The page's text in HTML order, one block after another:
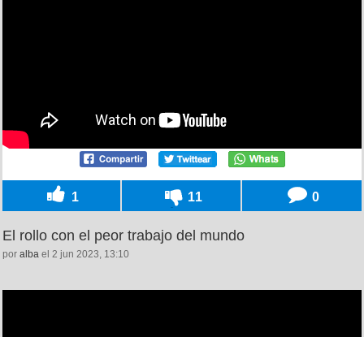
1 11 0
El rollo con el peor trabajo del mundo
por alba el 2 jun 2023, 13:10